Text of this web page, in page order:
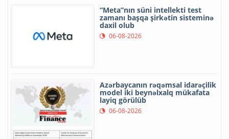
“Meta”nın süni intellekti test
zamanı başqa şirkətin sisteminə
daxil olub
06-08-2026
Azərbaycanın rəqəmsal idarəçilik
model iki beynəlxalq mükafata
layiq görülüb
06-08-2026